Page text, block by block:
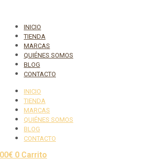
INICIO
TIENDA
MARCAS
QUIÉNES SOMOS
BLOG
CONTACTO
INICIO
TIENDA
MARCAS
QUIÉNES SOMOS
BLOG
CONTACTO
€ 0 Carrito